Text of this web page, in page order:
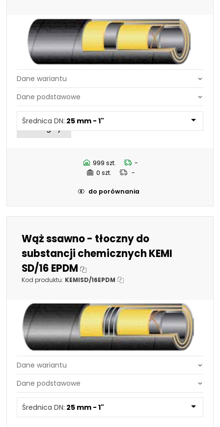
Średnica DN:
Średnica DN:
63,5 mm - 2.1/2"
32 mm - 1.1/4"
38 mm - 1.1/2"
Średnica DN: 25 mm - 1"
999 szt.
-
0 szt.
-
do porównania
Wąż ssawno - tłoczny do
substancji chemicznych KEMI
SD/16 EPDM
Kod produktu: KEMISD/16EPDM
Średnica DN:
Średnica DN:
63,5 mm - 2.1/2"
Średnica DN: 25 mm - 1"